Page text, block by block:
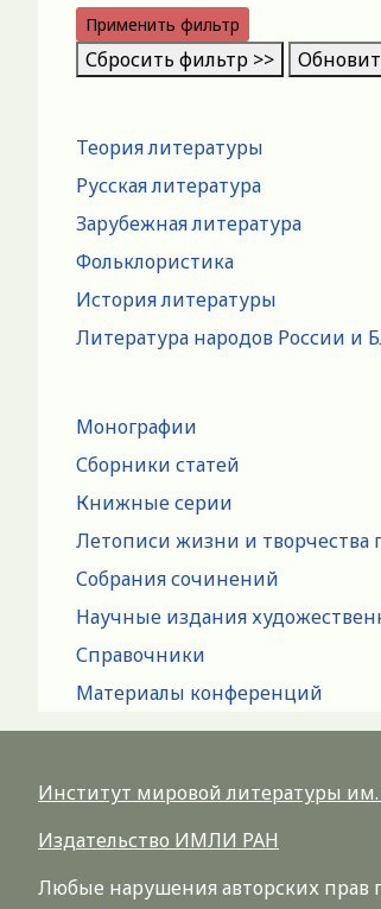
Теория литературы
Русская литература
Зарубежная литература
Фольклористика
История литературы
Литература народов России и
Монографии
Сборники статей
Книжные серии
Летописи жизни и творчества
Собрания сочинений
Научные издания
Справочники
Материалы конференций
Применить фильтр
Сбросить фильтр >>
Институт мировой литературы
Издательство ИМЛИ РАН
Любые нарушения авторских прав